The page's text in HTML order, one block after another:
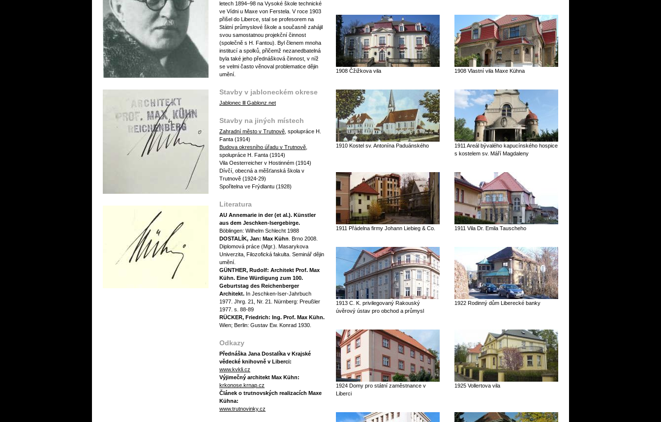
letech 1894–98 na Vysoké škole technické
ve Vídni u Maxe von Ferstela. V roce 1903
přišel do Liberce, stal se profesorem na
Státní průmyslové škole a současně zahájil
svou samostatnou projekční činnost
(společně s H. Fantou). Byl členem mnoha
institucí a spolků, přičemž nezanedbatelná
byla také jeho přednášková činnost, v níž
se velmi často věnoval problematice dějin
umění.
Stavby v jabloneckém okrese
Jablonec lll Gablonz.net
Stavby na jiných místech
Zahradní město v Trutnově , spolupráce H.
Fanta (1914)
Budova okresního úřadu v Trutnově
spolupráce H. Fanta (1914)
Vila Oesterreicher v Hostinném (1914)
Dívčí, obecná a měšťanská škola v
Trutnově (1924-29)
Spořitelna ve Frýdlantu (1928)
Literatura
AU Annemarie in der (et al.). Künstler
aus dem Jeschken-Isergebirge.
Böblingen: Wilhelm Schlecht 1988
DOSTALÍK, Jan: Max Kühn . Brno 2008.
Diplomová práce (Mgr.). Masarykova
Univerzita, Filozofická fakulta. Seminář dějin
umění.
GÜNTHER, Rudolf: Architekt Prof. Max
Kühn. Eine Würdigung zum 100.
Geburtstag des Reichenberger
Architekt. In Jeschken-Iser-Jahrbuch
1977. Jhrg. 21, Nr. 21. Nürnberg: Preußler
1977. s. 88-89
RÜCKER, Friedrich: Ing. Prof. Max Kühn.
Wien; Berlin: Gustav Ew. Konrad 1930.
Odkazy
Přednáška Jana Dostalíka v Krajské
vědecké knihovně v Liberci:
www.kvkli.cz
Výjimečný architekt Max Kühn:
krkonose.krnap.cz
Článek o trutnovských realizacích Maxe
Kühna:
www.trutnovinky.cz
1908 Čžižkova vila 1908 Vlastní vila Maxe Kühna
1910 Kostel sv. Antonína Paduánského
1911 Areál bývalého kapucínského hospice
s kostelem sv. Máří Magdaleny
1911 Přádelna firmy Johann Liebieg & Co. 1911 Vila Dr. Emila Tauscheho
1913 C. K. privilegovaný Rakouský
úvěrový ústav pro obchod a průmysl
1922 Rodinný dům Liberecké banky
1924 Domy pro státní zaměstnance v
Liberci
1925 Vollertova vila